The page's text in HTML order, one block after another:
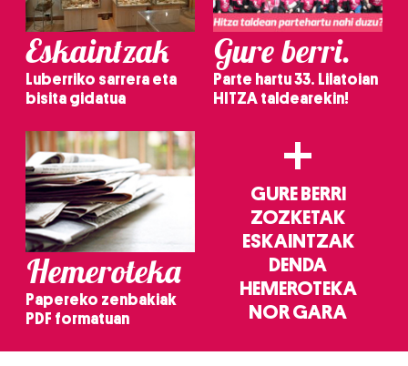
Eskaintzak
Luberriko sarrera eta
bisita gidatua
Gure berri.
Parte hartu 33. Lilatoian
HITZA taldearekin!
Hemeroteka
Papereko zenbakiak
PDF formatuan
+
GURE BERRI
ZOZKETAK
ESKAINTZAK
DENDA
HEMEROTEKA
NOR GARA